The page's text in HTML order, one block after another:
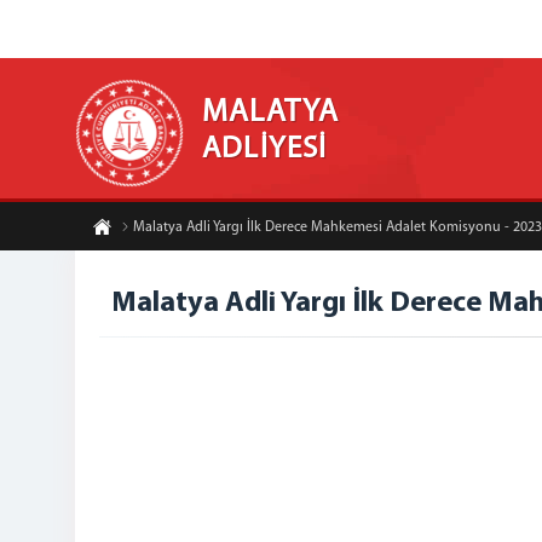
MALATYA
ADLİYESİ
Malatya Adli Yargı İlk Derece Mahkemesi Adalet Komisyonu -
Malatya Adli Yargı İlk Derece